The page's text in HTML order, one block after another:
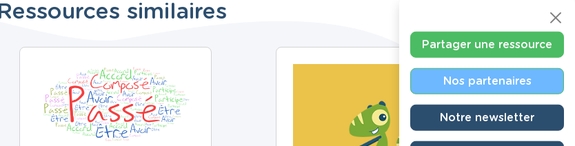
Ressources similaires
Partager une ressource
Nos partenaires
Notre newsletter